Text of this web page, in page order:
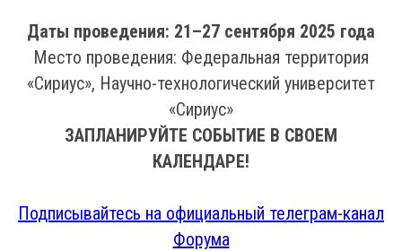
Даты проведения: 21–27 сентября 2025 года
Место проведения: Федеральная территория
«Сириус», Научно-технологический университет
«Сириус»
ЗАПЛАНИРУЙТЕ СОБЫТИЕ В СВОЕМ
КАЛЕНДАРЕ!
Подписывайтесь на официальный телеграм-канал
Форума